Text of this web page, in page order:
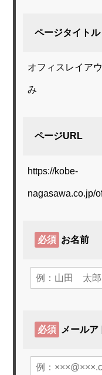
ページタイトル
オフィスレイア
み
ページURL
https://kobe-
nagasawa.co.jp/
必須 お名前
必須 メールア